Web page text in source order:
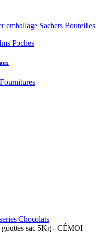
emballage Sachets Bouteilles
Poches
Chocolats
sac 5Kg - CÉMOI